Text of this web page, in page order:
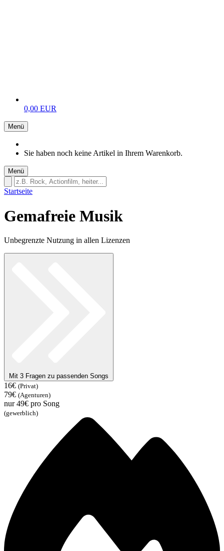
0,00 EUR
Menü
Sie haben noch keine Artikel in Ihrem Warenkorb.
Menü
Startseite
Gemafreie Musik
Unbegrenzte Nutzung in allen Lizenzen
Mit 3 Fragen zu passenden Songs
16€ (Privat)
79€ (Agenturen)
nur 49€ pro Song
(gewerblich)